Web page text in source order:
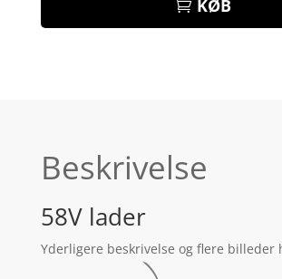
KØB
Beskrivelse
58V lader
Yderligere beskrivelse og flere billeder